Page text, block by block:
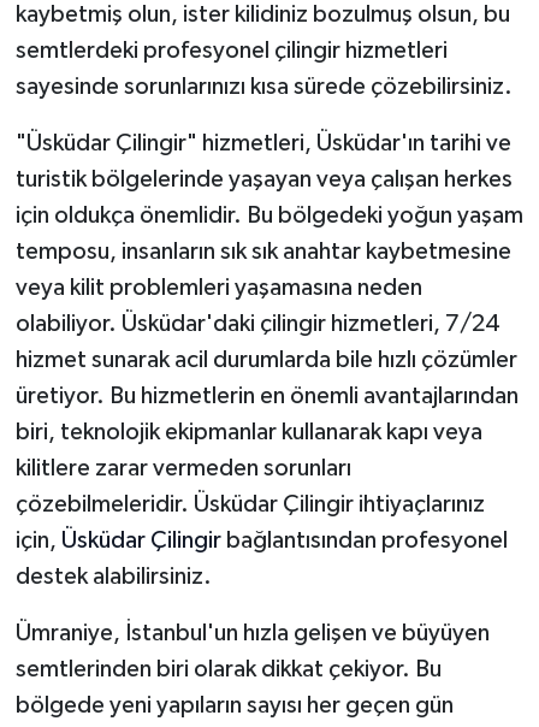
kaybetmiş olun, ister kilidiniz bozulmuş olsun, bu
semtlerdeki profesyonel çilingir hizmetleri
sayesinde sorunlarınızı kısa sürede çözebilirsiniz.
"Üsküdar Çilingir" hizmetleri, Üsküdar'ın tarihi ve
turistik bölgelerinde yaşayan veya çalışan herkes
için oldukça önemlidir. Bu bölgedeki yoğun yaşam
temposu, insanların sık sık anahtar kaybetmesine
veya kilit problemleri yaşamasına neden
olabiliyor. Üsküdar'daki çilingir hizmetleri, 7/24
hizmet sunarak acil durumlarda bile hızlı çözümler
üretiyor. Bu hizmetlerin en önemli avantajlarından
biri, teknolojik ekipmanlar kullanarak kapı veya
kilitlere zarar vermeden sorunları
çözebilmeleridir. Üsküdar Çilingir ihtiyaçlarınız
için, Üsküdar Çilingirbağlantısından profesyonel
destek alabilirsiniz.
Ümraniye, İstanbul'un hızla gelişen ve büyüyen
semtlerinden biri olarak dikkat çekiyor. Bu
bölgede yeni yapıların sayısı her geçen gün